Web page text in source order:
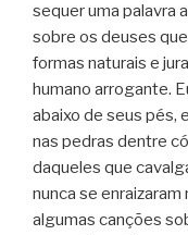
sequer uma palavra
sobre os deuses
formas naturais e
humano arrogante.
abaixo de seus pés,
nas pedras dentre
daqueles que
nunca se
algumas canções